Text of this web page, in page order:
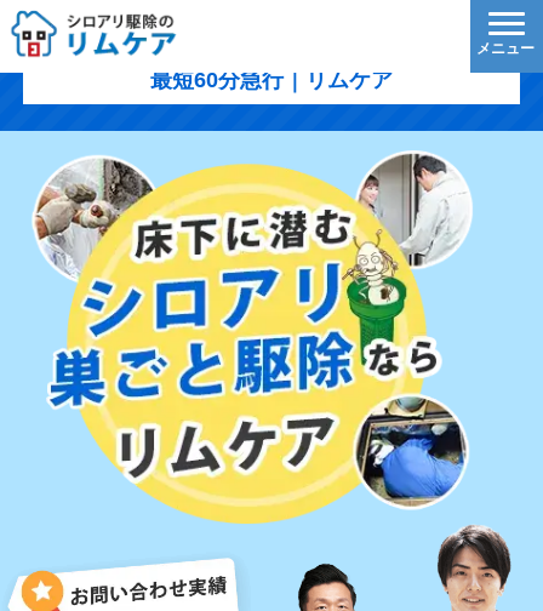
三鷹市のシロアリ駆除｜1,200円/㎡〜・5年保証・
最短60分急行｜リムケア